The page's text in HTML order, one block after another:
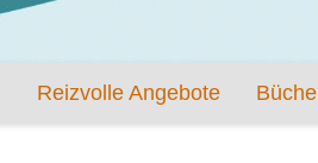
Reizvolle Angebote